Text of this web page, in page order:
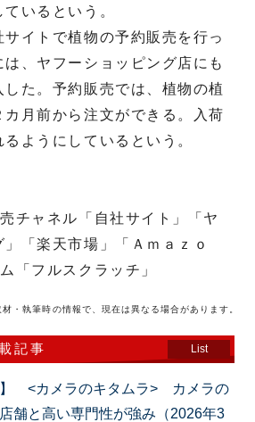
いるという。
イトで植物の予約販売を行っ
、ヤフーショッピング店にも
した。予約販売では、植物の植
カ月前から注文ができる。入荷
ようにしているという。
チャネル「自社サイト」「ヤ
「楽天市場」「Ａｍａｚｏ
「フルスクラッチ」
材・執筆時の情報で、現在は異なる場合があります。
記事 List
】 <カメラのキタムラ> カメラの
舗と高い専門性が強み（2026年3